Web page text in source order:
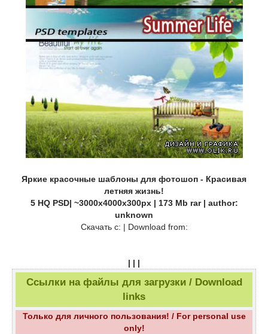
Яркие красочные шаблоны для фотошоп - Красивая
летняя жизнь!
5 HQ PSD| ~3000x4000x300px | 173 Mb rar | author:
unknown
Скачать c: | Download from:
| | |
Ссылки на файлы для загрузки / Download
links
Только для личного пользования! / For personal use
only!